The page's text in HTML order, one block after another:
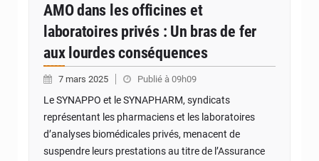
AMO dans les officines et
laboratoires privés : Un bras de fer
aux lourdes conséquences
7 mars 2025 Publié à 09h09
Le SYNAPPO et le SYNAPHARM, syndicats
représentant les pharmaciens et les laboratoires
d’analyses biomédicales privés, menacent de
suspendre leurs prestations au titre de l’Assurance